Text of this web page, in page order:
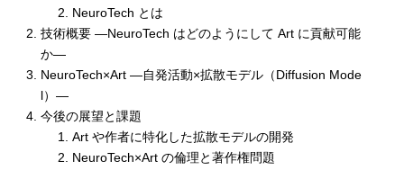
NeuroTech とは
技術概要 ―NeuroTech はどのようにして Art に貢献可能
か―
NeuroTech×Art ―自発活動×拡散モデル（Diffusion Mode
l）―
今後の展望と課題
Art や作者に特化した拡散モデルの開発
NeuroTech×Art の倫理と著作権問題